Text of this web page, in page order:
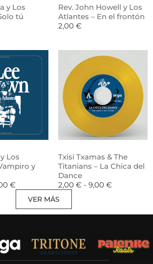
y Los
tú
Rev. John Howell y Los
Atlantes – En el frontón
2,00 €
Los
y
€
Txisi Txamas & The
Titanians – La Chica del
Dance
2,00 € - 9,00 €
VER MÁS